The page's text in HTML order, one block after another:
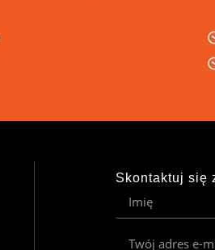
Skontaktuj się